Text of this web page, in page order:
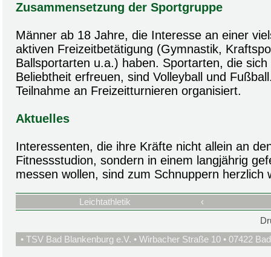
Zusammensetzung der Sportgruppe
Männer ab 18 Jahre, die Interesse an einer
aktiven Freizeitbetätigung (Gymnastik,
Ballsportarten u.a.) haben. Sportarten, die
Beliebtheit erfreuen, sind Volleyball und
Teilnahme an Freizeitturnieren organisiert.
Aktuelles
Interessenten, die ihre Kräfte nicht allein an
Fitnessstudion, sondern in einem langjährig
messen wollen, sind zum Schnuppern herzlich
Leichtathletik
‹
• TSV Bad Blankenburg e.V. • Wirbacher Straße 10 • 07422